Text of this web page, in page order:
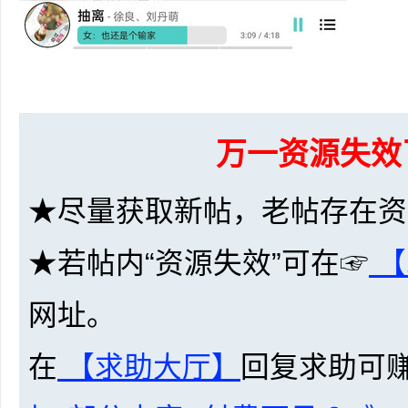
万一资源失
★尽量获取新帖，老帖存在
★若帖内“资源失效”可在☞
网址。
在 【求助大厅】
回复求助可